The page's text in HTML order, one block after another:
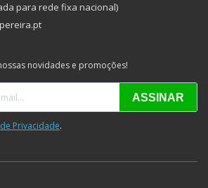
para rede fixa nacional)
novidades e promoções!